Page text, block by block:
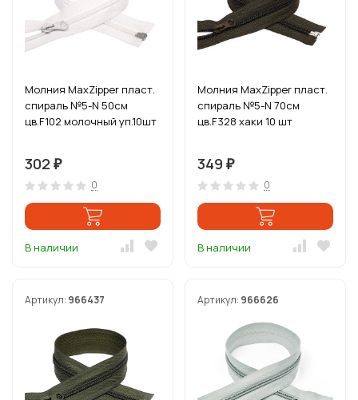
Молния MaxZipper пласт.
спираль №5-N 50см
цв.F102 молочный уп.10шт
302 ₽
0
В наличии
Молния MaxZipper пласт.
спираль №5-N 70см
цв.F328 хаки 10 шт
349 ₽
0
В наличии
Артикул: 966437 Артикул: 966626